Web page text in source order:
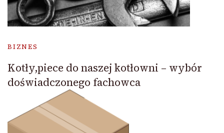
BIZNES
Kotły,piece do naszej kotłowni – wybór
doświadczonego fachowca